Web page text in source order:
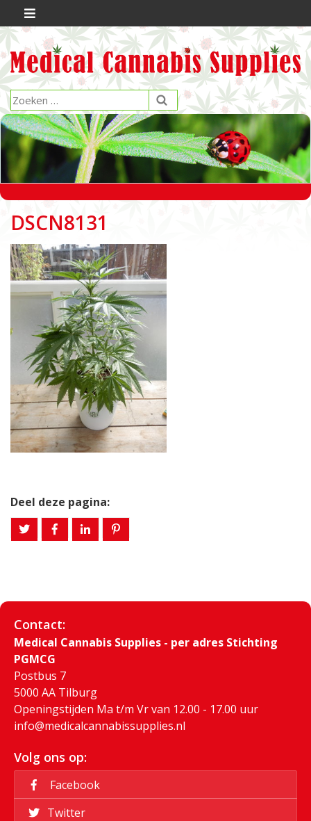
DSCN8131
Deel deze pagina:
Contact:
Medical Cannabis Supplies - per adres Stichting
PGMCG
Postbus 7
5000 AA Tilburg
Openingstijden Ma t/m Vr van 12.00 - 17.00 uur
info@medicalcannabissupplies.nl
Volg ons op:
Facebook
Twitter